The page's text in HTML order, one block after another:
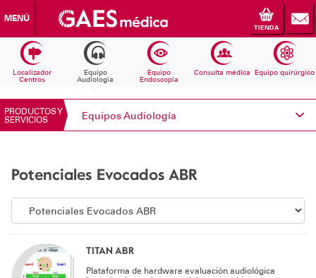
MENÚ
TIENDA
Localizador
Centros
Equipo
Audiologia
Equipo
Endoscopia
Consulta médica Equipo quirúrgico
PRODUCTOS Y
SERVICIOS
Equipos Audiología
Equipos Audiología
Equipos Endoscopia
Equipos Consulta médica
Potenciales Evocados ABR
TITAN ABR
Plataforma de hardware evaluación audiológica